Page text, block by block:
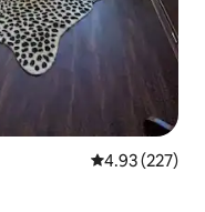
レビュー227
4.93 (227)